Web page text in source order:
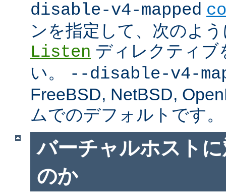
disable-v4-mapped
ンを指定して、次のよ
Listen ディレクティブ
い。
--disable-v4-
FreeBSD, NetBSD,
ムでのデフォルトです。
バーチャルホスト
のか